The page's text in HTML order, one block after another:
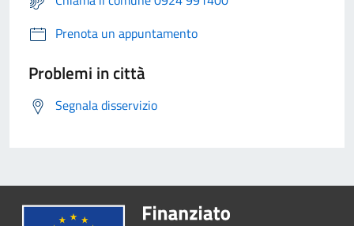
Prenota un appuntamento
Problemi in città
Segnala disservizio